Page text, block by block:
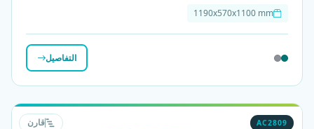
1190x570x1100 mm
التفاصيل
AC2809 قارن